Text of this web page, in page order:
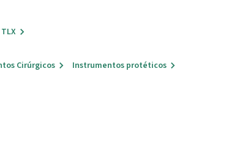
Cirúrgicos
Instrumentos protéticos